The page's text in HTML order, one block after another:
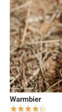
Warmbier